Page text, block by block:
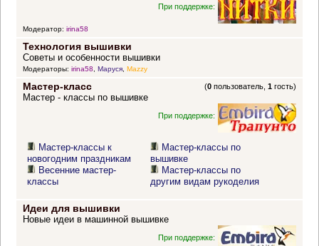
При поддержке:
Модератор: irina58
Технология вышивки
Советы и особенности вышивки
Модераторы: irina58, Маруся, Mazzy
Мастер-класс (0 пользователь,1 гость)
Мастер - классы по вышивке
При поддержке:
Мастер-классы к
новогодним праздникам
Весенние мастер-
классы
Мастер-классы по
вышивке
Мастер-классы по
другим видам рукоделия
Идеи для вышивки
Новые идеи в машинной вышивке
При поддержке: